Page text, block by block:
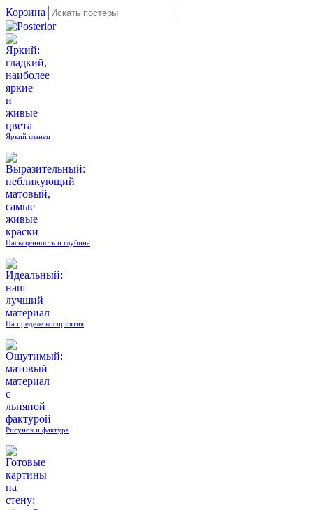
Корзина
Яркий глянец
Насыщенность и глубина
На пределе восприятия
Рисунок и фактура